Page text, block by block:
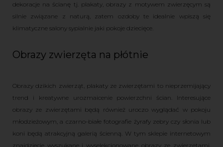
dekoracje na ścianę tj. plakaty, obrazy z motywem zwierzęcym są
silnie związane z naturą, zatem ozdoby te idealnie wpiszą się
klimatyczne salony sypialnie jaki pokoje dziecięce.
Obrazy zwierzęta na płótnie
Obrazy dzikich zwierząt, plakaty ze zwierzętami to nieprzemijający
trend i kreatywne urozmaicenie powierzchni ścian. Interesujące
obrazy ze zwierzętami będą również uroczo wyglądać w pokoju
młodzieżowym, a czarno-białe fotografie żyrafy zebry czy słonia lub
koni będą atrakcyjną galerią ścienną. W tym sklepie internetowym
znajdziecie wyszukane i wyselekcjonowane obrazy ze zwierzętami,